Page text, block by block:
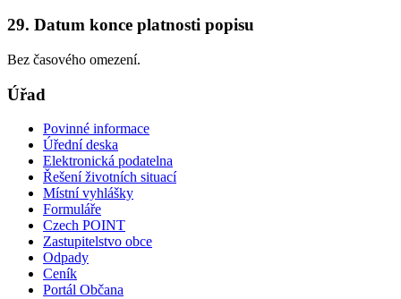
29. Datum konce platnosti popisu
Bez časového omezení.
Úřad
Povinné informace
Úřední deska
Elektronická podatelna
Řešení životních situací
Místní vyhlášky
Formuláře
Czech POINT
Zastupitelstvo obce
Odpady
Ceník
Portál Občana